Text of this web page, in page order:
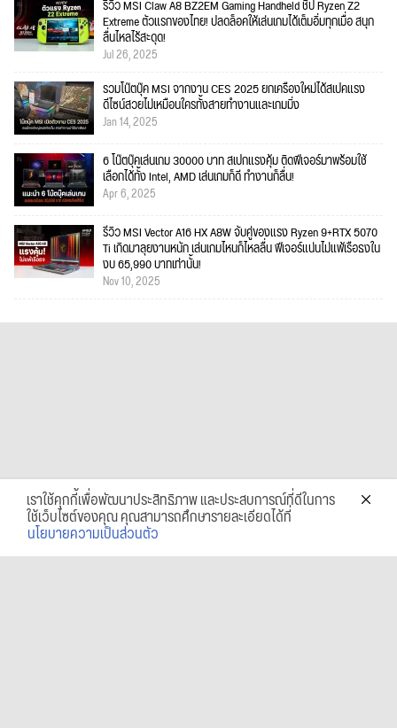
รีวิว MSI Claw A8 BZ2EM Gaming Handheld ชิป Ryzen Z2
Extreme ตัวแรกของไทย! ปลดล็อคให้เล่นเกมได้เต็มอิ่มทุกเมื่อ สนุก
ลื่นไหลไร้สะดุด!
Jul 26, 2025
รวมโน๊ตบุ๊ค MSI จากงาน CES 2025 ยกเครื่องใหม่ได้สเปคแรง
ดีไซน์สวยไม่เหมือนใครทั้งสายทำงานและเกมมิ่ง
Jan 14, 2025
6 โน๊ตบุ๊คเล่นเกม 30000 บาท สเปกแรงคุ้ม ติดฟีเจอร์มาพร้อมใช้
เลือกได้ทั้ง Intel, AMD เล่นเกมก็ดี ทำงานก็ลื่น!
Apr 6, 2025
รีวิว MSI Vector A16 HX A8W จับคู่ของแรง Ryzen 9+RTX 5070
Ti เกิดมาลุยงานหนัก เล่นเกมไหนก็ไหลลื่น ฟีเจอร์แน่นไม่แพ้เรือธงใน
งบ 65,990 บาทเท่านั้น!
Nov 10, 2025
เราใช้คุกกี้เพื่อพัฒนาประสิทธิภาพ และประสบการณ์ที่ดีในการ
ใช้เว็บไซต์ของคุณ คุณสามารถศึกษารายละเอียดได้ที่
นโยบายความเป็นส่วนตัว